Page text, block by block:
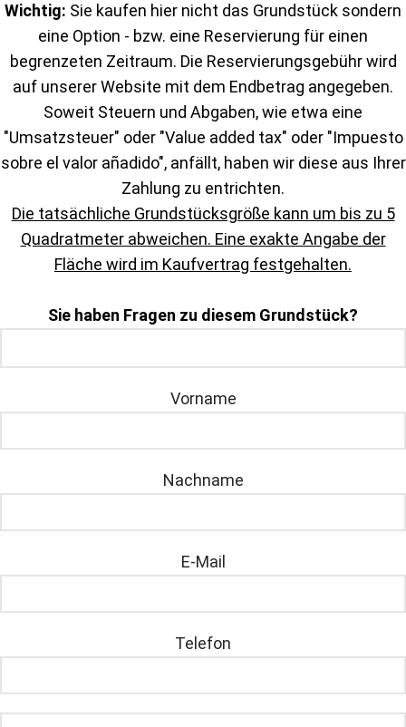
Wichtig: Sie kaufen hier nicht das Grundstück sondern
eine Option - bzw. eine Reservierung für einen
begrenzeten Zeitraum. Die Reservierungsgebühr wird
auf unserer Website mit dem Endbetrag angegeben.
Soweit Steuern und Abgaben, wie etwa eine
"Umsatzsteuer" oder "Value added tax" oder "Impuesto
sobre el valor añadido", anfällt, haben wir diese aus Ihrer
Zahlung zu entrichten.
Die tatsächliche Grundstücksgröße kann um bis zu 5
Quadratmeter abweichen. Eine exakte Angabe der
Fläche wird im Kaufvertrag festgehalten.
Sie haben Fragen zu diesem Grundstück?
Vorname
Nachname
E-Mail
Telefon